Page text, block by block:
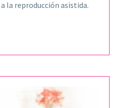
la reproducción asistida.